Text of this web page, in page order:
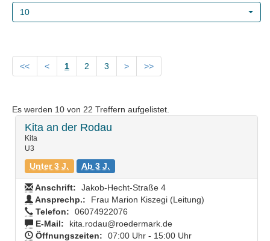
10
<< < 1 2 3 > >>
Es werden 10 von 22 Treffern aufgelistet.
Kita an der Rodau
Kita
U3
Unter 3 J. Ab 3 J.
Anschrift:
Jakob-Hecht-Straße 4
Ansprechp.:
Frau Marion Kiszegi (Leitung)
Telefon:
06074922076
E-Mail:
kita.rodau@roedermark.de
Öffnungszeiten:
07:00 Uhr - 15:00 Uhr